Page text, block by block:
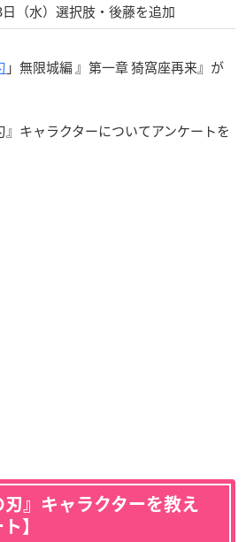
（水）選択肢・後藤を追加
」無限城編 』第一章 猗窩座再来』が
キャラクターについてアンケートを
』キャラクターを教え
】